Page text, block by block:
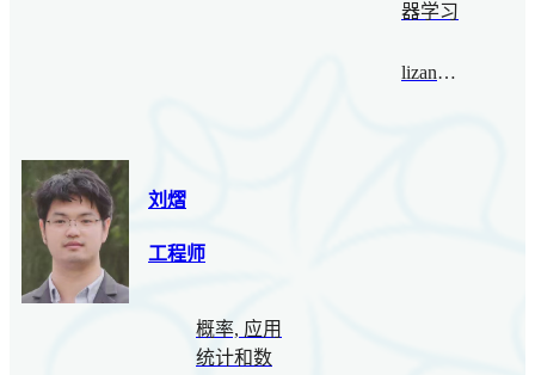
器学习
lizan@bimsa.cn
刘熠
工程师
概率, 应用
统计和数